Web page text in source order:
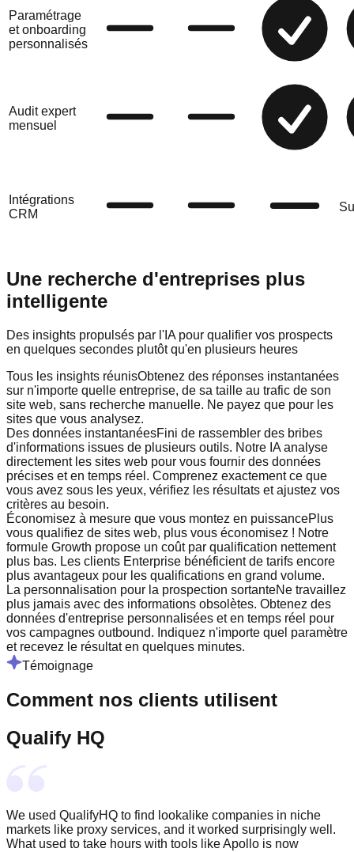
Paramétrage
et onboarding
personnalisés
Audit expert
mensuel
Intégrations
CRM
Une recherche d'entreprises plus
intelligente
Des insights propulsés par l'IA pour qualifier vos prospects
en quelques secondes plutôt qu'en plusieurs heures
Tous les insights réunisObtenez des réponses instantanées
sur n'importe quelle entreprise, de sa taille au trafic de son
site web, sans recherche manuelle. Ne payez que pour les
sites que vous analysez.
Des données instantanéesFini de rassembler des bribes
d'informations issues de plusieurs outils. Notre IA analyse
directement les sites web pour vous fournir des données
précises et en temps réel. Comprenez exactement ce que
vous avez sous les yeux, vérifiez les résultats et ajustez vos
critères au besoin.
Économisez à mesure que vous montez en puissancePlus
vous qualifiez de sites web, plus vous économisez ! Notre
formule Growth propose un coût par qualification nettement
plus bas. Les clients Enterprise bénéficient de tarifs encore
plus avantageux pour les qualifications en grand volume.
La personnalisation pour la prospection sortanteNe travaillez
plus jamais avec des informations obsolètes. Obtenez des
données d'entreprise personnalisées et en temps réel pour
vos campagnes outbound. Indiquez n'importe quel paramètre
et recevez le résultat en quelques minutes.
Témoignage
Comment nos clients utilisent
Qualify HQ
We used QualifyHQ to find lookalike companies in niche
markets like proxy services, and it worked surprisingly well.
What used to take hours with tools like Apollo is now